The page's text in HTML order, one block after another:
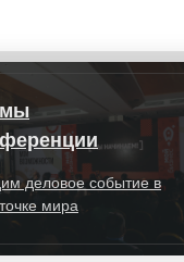
деловое событие в
мира